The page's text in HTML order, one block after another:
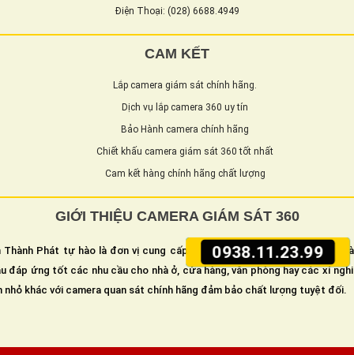
0938.11.23.99
Điện Thoại: (028) 6688.4949
CAM KẾT
Lắp camera giám sát chính hãng.
Dịch vụ lắp camera 360 uy tín
Bảo Hành camera chính hãng
Chiết khấu camera giám sát 360 tốt nhất
Cam kết hàng chính hãng chất lượng
GIỚI THIỆU CAMERA GIÁM SÁT 360
Thành Phát tự hào là đơn vị cung cấp và lắp camera giám sát an ninh
đáp ứng tốt các nhu cầu cho nhà ở, cửa hàng, văn phòng hay các xí
nhỏ khác với camera quan sát chính hãng đảm bảo chất lượng tuyệt đối.